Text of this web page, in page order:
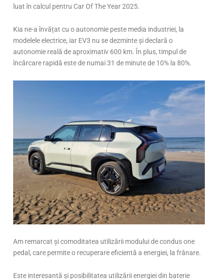
luat în calcul pentru Car Of The Year 2025.
Kia ne-a învățat cu o autonomie peste media industriei, la
modelele electrice, iar EV3 nu se dezminte și declară o
autonomie reală de aproximativ 600 km. În plus, timpul de
încărcare rapidă este de numai 31 de minute de 10% la 80%.
Am remarcat și comoditatea utilizării modului de condus one
pedal, care permite o recuperare eficientă a energiei, la frânare.
Este interesantă și posibilitatea utilizării energiei din baterie